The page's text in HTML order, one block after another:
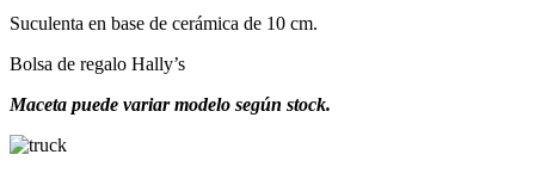
Suculenta en base de cerámica de 10 cm.
Bolsa de regalo Hally’s
Maceta puede variar modelo según stock.